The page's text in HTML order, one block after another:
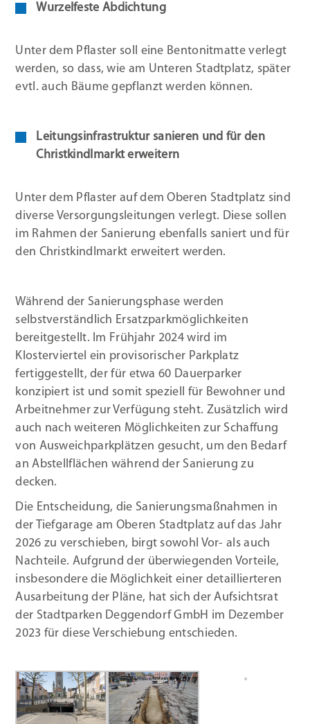
Wurzelfeste Abdichtung
Unter dem Pflaster soll eine Bentonitmatte verlegt
werden, so dass, wie am Unteren Stadtplatz, später
evtl. auch Bäume gepflanzt werden können.
Leitungsinfrastruktur sanieren und für den
Christkindlmarkt erweitern
Unter dem Pflaster auf dem Oberen Stadtplatz sind
diverse Versorgungsleitungen verlegt. Diese sollen
im Rahmen der Sanierung ebenfalls saniert und für
den Christkindlmarkt erweitert werden.
Während der Sanierungsphase werden
selbstverständlich Ersatzparkmöglichkeiten
bereitgestellt. Im Frühjahr 2024 wird im
Klosterviertel ein provisorischer Parkplatz
fertiggestellt, der für etwa 60 Dauerparker
konzipiert ist und somit speziell für Bewohner und
Arbeitnehmer zur Verfügung steht. Zusätzlich wird
auch nach weiteren Möglichkeiten zur Schaffung
von Ausweichparkplätzen gesucht, um den Bedarf
an Abstellflächen während der Sanierung zu
decken.
Die Entscheidung, die Sanierungsmaßnahmen in
der Tiefgarage am Oberen Stadtplatz auf das Jahr
2026 zu verschieben, birgt sowohl Vor- als auch
Nachteile. Aufgrund der überwiegenden Vorteile,
insbesondere die Möglichkeit einer detaillierteren
Ausarbeitung der Pläne, hat sich der Aufsichtsrat
der Stadtparken Deggendorf GmbH im Dezember
2023 für diese Verschiebung entschieden.